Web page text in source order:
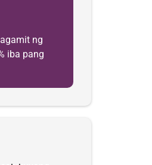
ng
iba pang